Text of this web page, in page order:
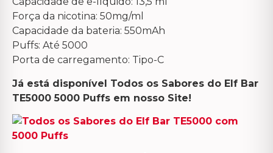
Força da nicotina: 50mg/ml
Capacidade da bateria: 550mAh
Puffs: Até 5000
Porta de carregamento: Tipo-C
Já está disponível Todos os Sabores do Elf Bar
TE5000 5000 Puffs em nosso Site!